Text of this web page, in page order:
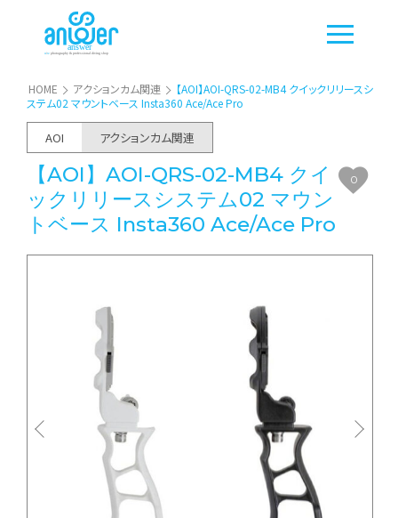
HOME アクションカム関連
【AOI】AOI-QRS-02-MB4 クイックリリースシ
ステム02 マウントベース Insta360 Ace/Ace Pro
AOI アクションカム関連
【AOI】AOI-QRS-02-MB4 クイ
ックリリースシステム02 マウン
トベース Insta360 Ace/Ace Pro
0